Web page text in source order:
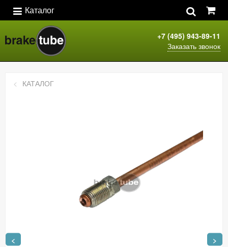
Каталог
+7 (495) 943-89-11
Заказать звонок
< >
КАТАЛОГ